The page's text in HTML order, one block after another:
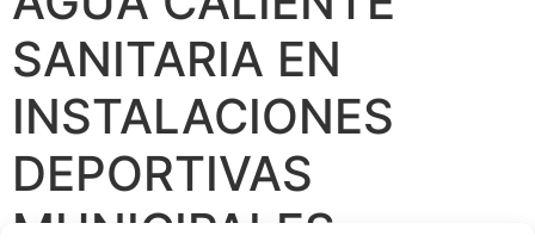
SANITARIA EN
INSTALACIONES
DEPORTIVAS